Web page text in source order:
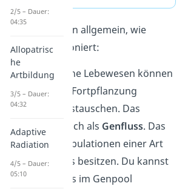
wir nun allgemein, wie
funktioniert:
1:Artgleiche Lebewesen können
Genebei der Fortpflanzung
austauschen. Das
du auch als Genfluss. Das
möglich, da Populationen einer Art
Genpools besitzen. Du kannst
vorstellen, dass im Genpool
2/5 – Dauer:
04:35
Allopatrisc
he
Artbildung
3/5 – Dauer:
04:32
Adaptive
Radiation
4/5 – Dauer:
05:10